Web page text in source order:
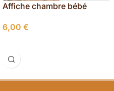
Affiche chambre bébé
6,00 €